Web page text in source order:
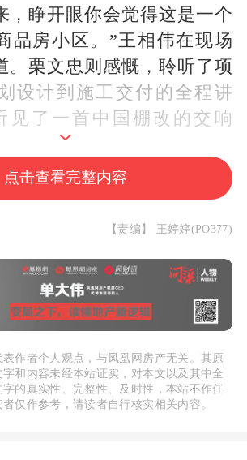
，睁开眼你会觉得这是一个
品房小区。”王相伟在现场
。栗文忠则感慨，聆听了项
设计到施工交付的全程讲
见了一首中国棚改的交响
在“把老百姓的居住痛点转
”的理念驱动下，中建方程
们有一本账，虽然看得见
，但看不见的是百姓的口碑
运行成本。”中建方程北京
支书记、总经理杨洪禄提到
现了央企的政绩观——不追
大化，而是着眼于长期的民
点击查看完整内容
【责编】 王婷婷(PO377)
作者个人观点，与凤凰网房产无关。其原
和内容未经本站证实，对本文以及其中全
的真实性、完整性、及时性，本站不作任
仅作参考，请读者自行核实相关内容。